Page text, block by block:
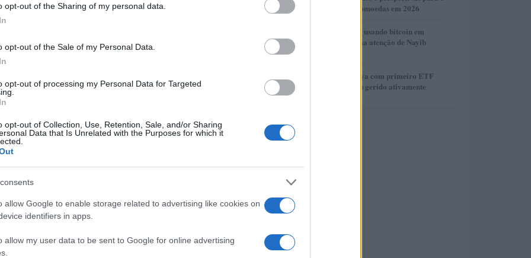
opt-out of the Sharing of my personal data.
opt-out of the Sale of my Personal Data.
opt-out of processing my Personal Data for Targeted
opt-out of Collection, Use, Retention, Sale, and/or Sharing
Data that Is Unrelated with the Purposes for which it
allow Google to enable storage related to advertising like cookies on
identifiers in apps.
allow my user data to be sent to Google for online advertising
para acomodar operações com
mesmo tempo em que se mantém a obrigação de
tradicional.
e contratantes possam estipular remuneração ou
ou parcelas contratuais poderão ser
mercado de criptomoedas em 2026
4
Vídeo de crianças usando bitcoin em
McDonald’s chama atenção de Nayib
5
T. Rowe Price inova com primeiro ETF
cripto multi-token gerido ativamente